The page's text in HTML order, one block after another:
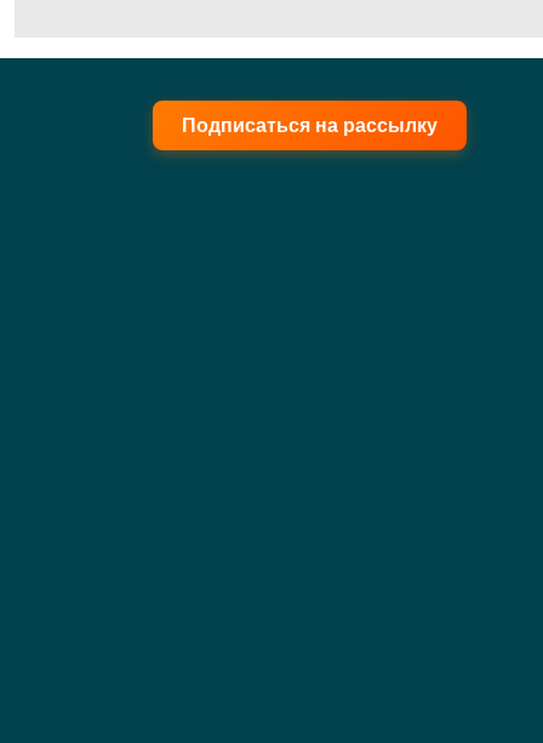
Подписаться на рассылку